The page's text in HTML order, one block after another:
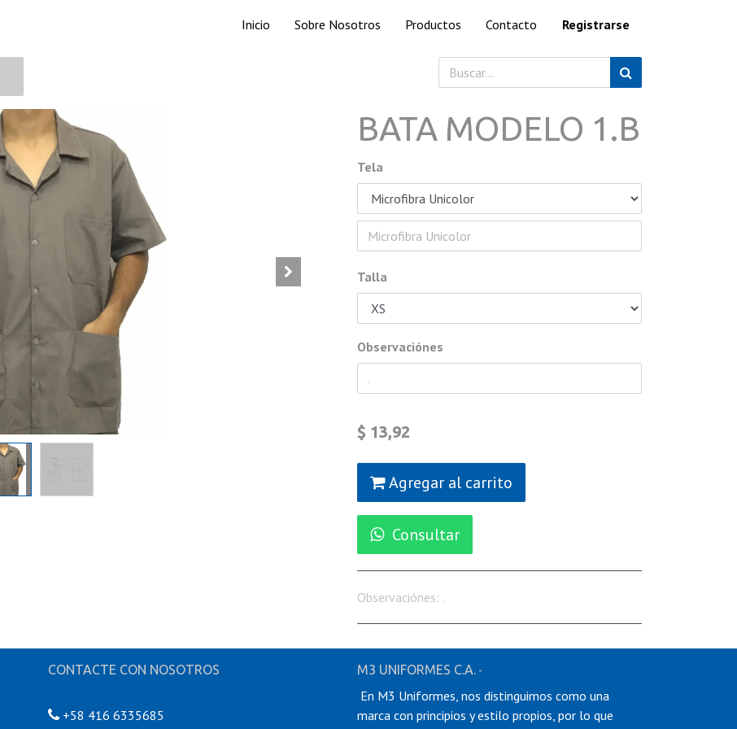
Inicio Sobre Nosotros Productos Contacto Registrarse
BATA MODELO 1.B
Tela
Talla
Observaciónes
$ 13,92
Agregar al carrito
Consultar
Observaciónes: .
CONTACTE CON NOSOTROS
+58 416 6335685
M3 UNIFORMES C.A. -
En M3 Uniformes, nos distinguimos como una
marca con principios y estilo propios, por lo que